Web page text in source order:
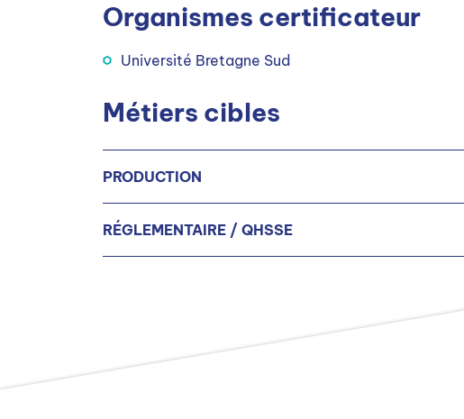
Organismes certificateur
Université Bretagne Sud
Métiers cibles
PRODUCTION
Superviseur(euse) d’équipe de fabrication
Superviseur(euse) d’équipe conditionnement
RÉGLEMENTAIRE / QHSSE